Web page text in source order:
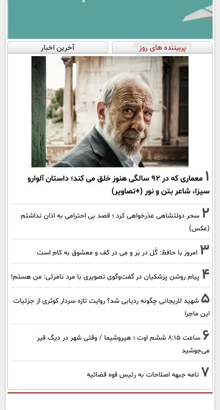
پربیننده های روز آخرین اخبار
1
معماری که در 92 سالگی هنوز خلق می کند؛ داستان آلوارو
سیزا، شاعر بتن و نور (+تصاویر)
2 سحر دولتشاهی عذرخواهی کرد ؛ قصد بی احترامی به اذان نداشتم
(عکس)
3 امروز با حافظ: گُل در بَر و مِی در کَف و معشوق به کام است
4 پیام روشن پزشکیان در گفت‌و‌گوی تصویری با مرد نامرئی: من هستم!
5 شهید لاریجانی چگونه ردیابی شد؟ روایت تازه سردار کوثری از جزئیات
این ماجرا
6
ساعت ۸:۱۵ ششم اوت ؛ هیروشیما / وقتی شهر در دیگ قیر
می‌جوشید
7 نامه جبهه اصلاحات به رئیس قوه قضائیه